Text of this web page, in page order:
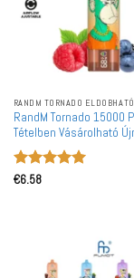
RANDM TORNADO
RandM Tornado 15000
Tételben Vásárolható
Eldobható Vape
Értékelés:
€6.58